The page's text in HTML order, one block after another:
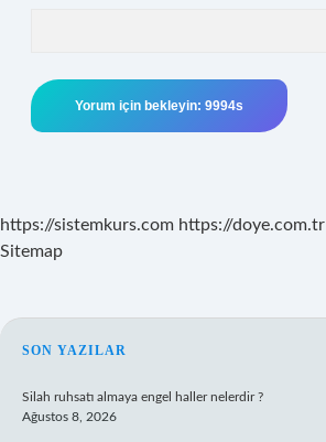
https://sistemkurs.com https://doye.com.tr
Sitemap
SIDEBAR
SON YAZILAR
Silah ruhsatı almaya engel haller nelerdir ?
Ağustos 8, 2026